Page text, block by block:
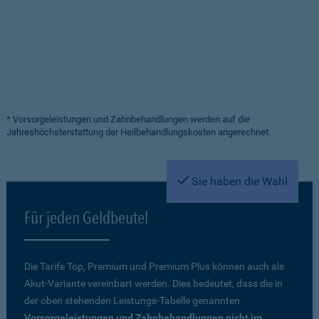
* Vorsorgeleistungen und Zahnbehandlungen werden auf die
Jahreshöchsterstattung der Heilbehandlungskosten angerechnet.
Sie haben die Wahl
Für jeden Geldbeutel
Die Tarife Top, Premium und Premium Plus können auch als
Akut-Variante vereinbart werden. Dies bedeutet, dass die in
der oben stehenden Leistungs-Tabelle genannten